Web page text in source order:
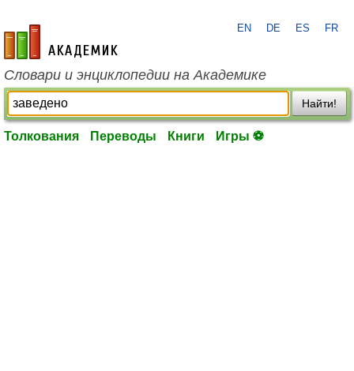
academic.ru
EN DE ES FR
Словари и энциклопедии на Академике
Найти!
Толкования Переводы Книги Игры ⚽